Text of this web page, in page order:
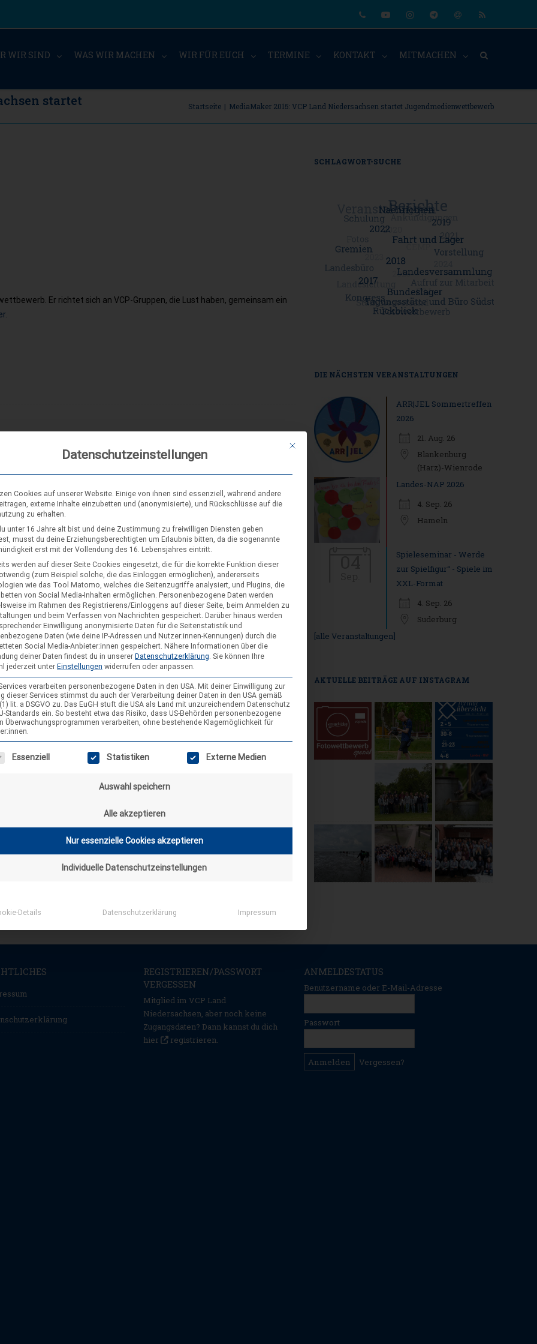
WIR SIND WAS WIR MACHEN WIR FÜR EUCH TERMINE KONTAKT MITMACHEN
startet Startseite | MediaMaker 2015: VCP Land Niedersachsen startet Jugendmedienwettbewerb
Er richtet sich an VCP-Gruppen, die Lust haben, gemeinsam ein
title=""> <abbr title=""> <acronym title=""> <b>
<em> <i> <q cite=""> <s> <strike> <strong>
WEBSEITE
SCHLAGWORT-SUCHE
DIE NÄCHSTEN VERANSTALTUNGEN
ARR|JEL Sommertreffen
2026
21. Aug. 26
Blankenburg
(Harz)-Wienrode
Landes-NAP 2026
4. Sep. 26
Hameln
Spieleseminar - Werde
zur Spielfigur“ - Spiele im
XXL-Format
4. Sep. 26
Suderburg
[alle Veranstaltungen]
AKTUELLE BEITRÄGE AUF INSTAGRAM
REGISTRIEREN/PASSWORT
VERGESSEN
Mitglied im VCP Land
Niedersachsen, aber noch keine
Zugangsdaten? Dann kannst du dich
hier
registrieren.
ANMELDESTATUS
Benutzername oder E-Mail-Adresse
Passwort
Vergessen?
Mit diesem Button wird der Dialog geschlossen. Seine Funktionalität ist
Datenschutzeinstellungen
Cookies auf unserer Website. Einige von ihnen sind essenziell, während andere
externe Inhalte einzubetten und (anonymisierte), und Rückschlüsse auf die
zu erhalten.
unter 16 Jahre alt bist und deine Zustimmung zu freiwilligen Diensten geben
musst du deine Erziehungsberechtigten um Erlaubnis bitten, da die sogenannte
erst mit der Vollendung des 16. Lebensjahres eintritt.
werden auf dieser Seite Cookies eingesetzt, die für die korrekte Funktion dieser
(zum Beispiel solche, die das Einloggen ermöglichen), andererseits
wie das Tool Matomo, welches die Seitenzugriffe analysiert, und Plugins, die
von Social Media-Inhalten ermöglichen. Personenbezogene Daten werden
im Rahmen des Registrierens/Einloggens auf dieser Seite, beim Anmelden zu
und beim Verfassen von Nachrichten gespeichert. Darüber hinaus werden
Einwilligung anonymisierte Daten für die Seitenstatistik und
Daten (wie deine IP-Adressen und Nutzer:innen-Kennungen) durch die
Social Media-Anbieter:innen gespeichert. Nähere Informationen über die
deiner Daten findest du in unserer Datenschutzerklärung Sie können Ihre
jederzeit unter Einstellungen widerrufen oder anpassen.
verarbeiten personenbezogene Daten in den USA. Mit deiner Einwilligung zur
dieser Services stimmst du auch der Verarbeitung deiner Daten in den USA gemäß
lit. a DSGVO zu. Das EuGH stuft die USA als Land mit unzureichendem Datenschutz
Standards ein. So besteht etwa das Risiko, dass US-Behörden personenbezogene
Überwachungsprogrammen verarbeiten, ohne bestehende Klagemöglichkeit für
eine Liste der Service-Gruppen, für die eine Einwilligung erteilt werden kann. Die erste Service-Gruppe ist essenziell und kann nicht
Essenziell Statistiken Externe Medien
Auswahl speichern
Alle akzeptieren
Nur essenzielle Cookies akzeptieren
Individuelle Datenschutzeinstellungen
Details Datenschutzerklärung Impressum